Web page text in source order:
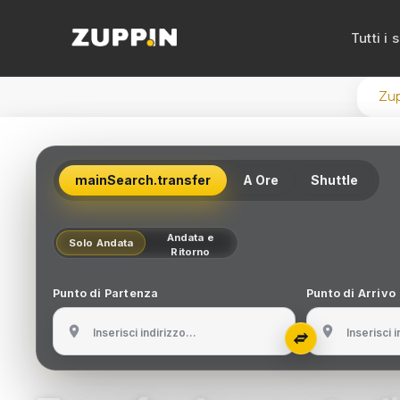
Tutti i
mainSearch.transfer A Ore Shuttle
Solo Andata
Andata e
Ritorno
Punto di Partenza Punto di Arrivo